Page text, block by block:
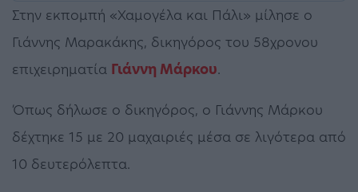
Στην εκπομπή «Χαμογέλα και Πάλι» μίλησε ο
Γιάννης Μαρακάκης, δικηγόρος του 58χρονου
επιχειρηματία Γιάννη Μάρκου.
Όπως δήλωσε ο δικηγόρος, ο Γιάννης Μάρκου
δέχτηκε 15 με 20 μαχαιριές μέσα σε λιγότερα από
10 δευτερόλεπτα.